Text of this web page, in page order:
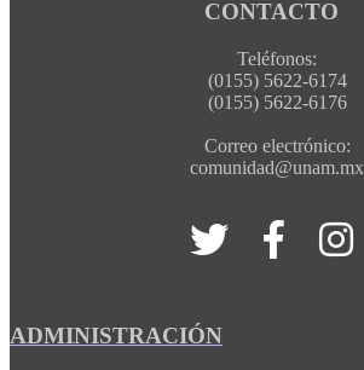
CONTACTO
Teléfonos:
(0155) 5622-6174
(0155) 5622-6176
Correo electrónico:
comunidad@unam.mx
ADMINISTRACIÓN